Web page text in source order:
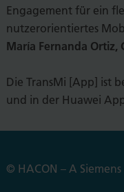
Engagement für ein
nutzerorientiertes
María Fernanda Ortiz,
Die TransMi [App] ist
und in der Huawei
© HACON – A